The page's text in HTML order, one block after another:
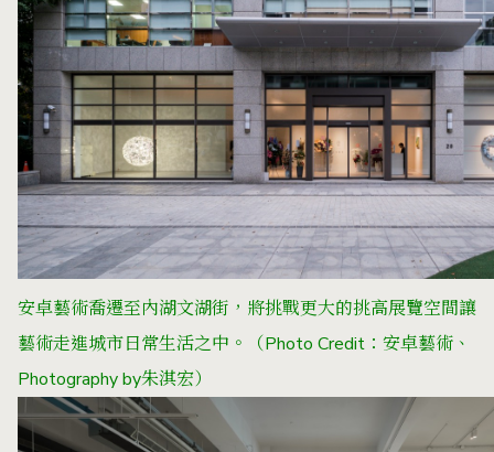
安卓藝術喬遷至內湖文湖街，將挑戰更大的挑高展覽空間讓
藝術走進城市日常生活之中。（Photo Credit：安卓藝術、
Photography by朱淇宏）